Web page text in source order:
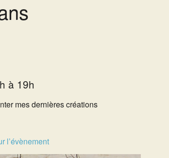
à 19h
mes dernières créations
l’évènement